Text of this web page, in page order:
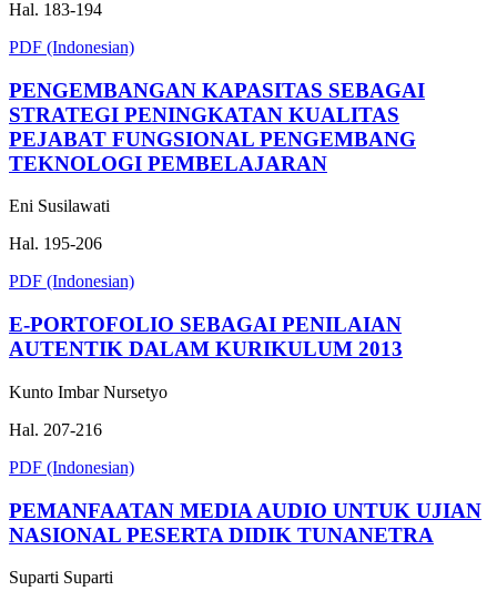
Hal. 183-194
PDF (Indonesian)
PENGEMBANGAN KAPASITAS SEBAGAI
STRATEGI PENINGKATAN KUALITAS
PEJABAT FUNGSIONAL PENGEMBANG
TEKNOLOGI PEMBELAJARAN
Eni Susilawati
Hal. 195-206
PDF (Indonesian)
E-PORTOFOLIO SEBAGAI PENILAIAN
AUTENTIK DALAM KURIKULUM 2013
Kunto Imbar Nursetyo
Hal. 207-216
PDF (Indonesian)
PEMANFAATAN MEDIA AUDIO UNTUK UJIAN
NASIONAL PESERTA DIDIK TUNANETRA
Suparti Suparti